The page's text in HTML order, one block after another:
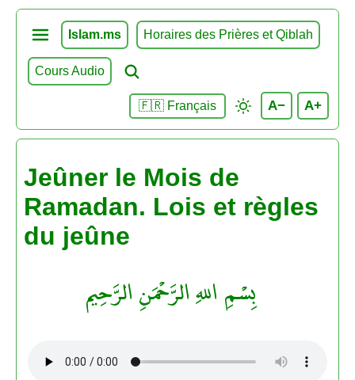
Islam.ms Horaires des Prières et Qiblah
Cours Audio
🇫🇷 Français A− A+
Jeûner le Mois de
Ramadan. Lois et règles
du jeûne
بِسْمِ اللهِ الرَّحْمَنِ الرَّحِيم